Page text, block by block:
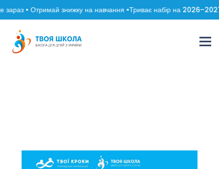
• Отримай знижку на навчання • Триває набір на 2026–2027